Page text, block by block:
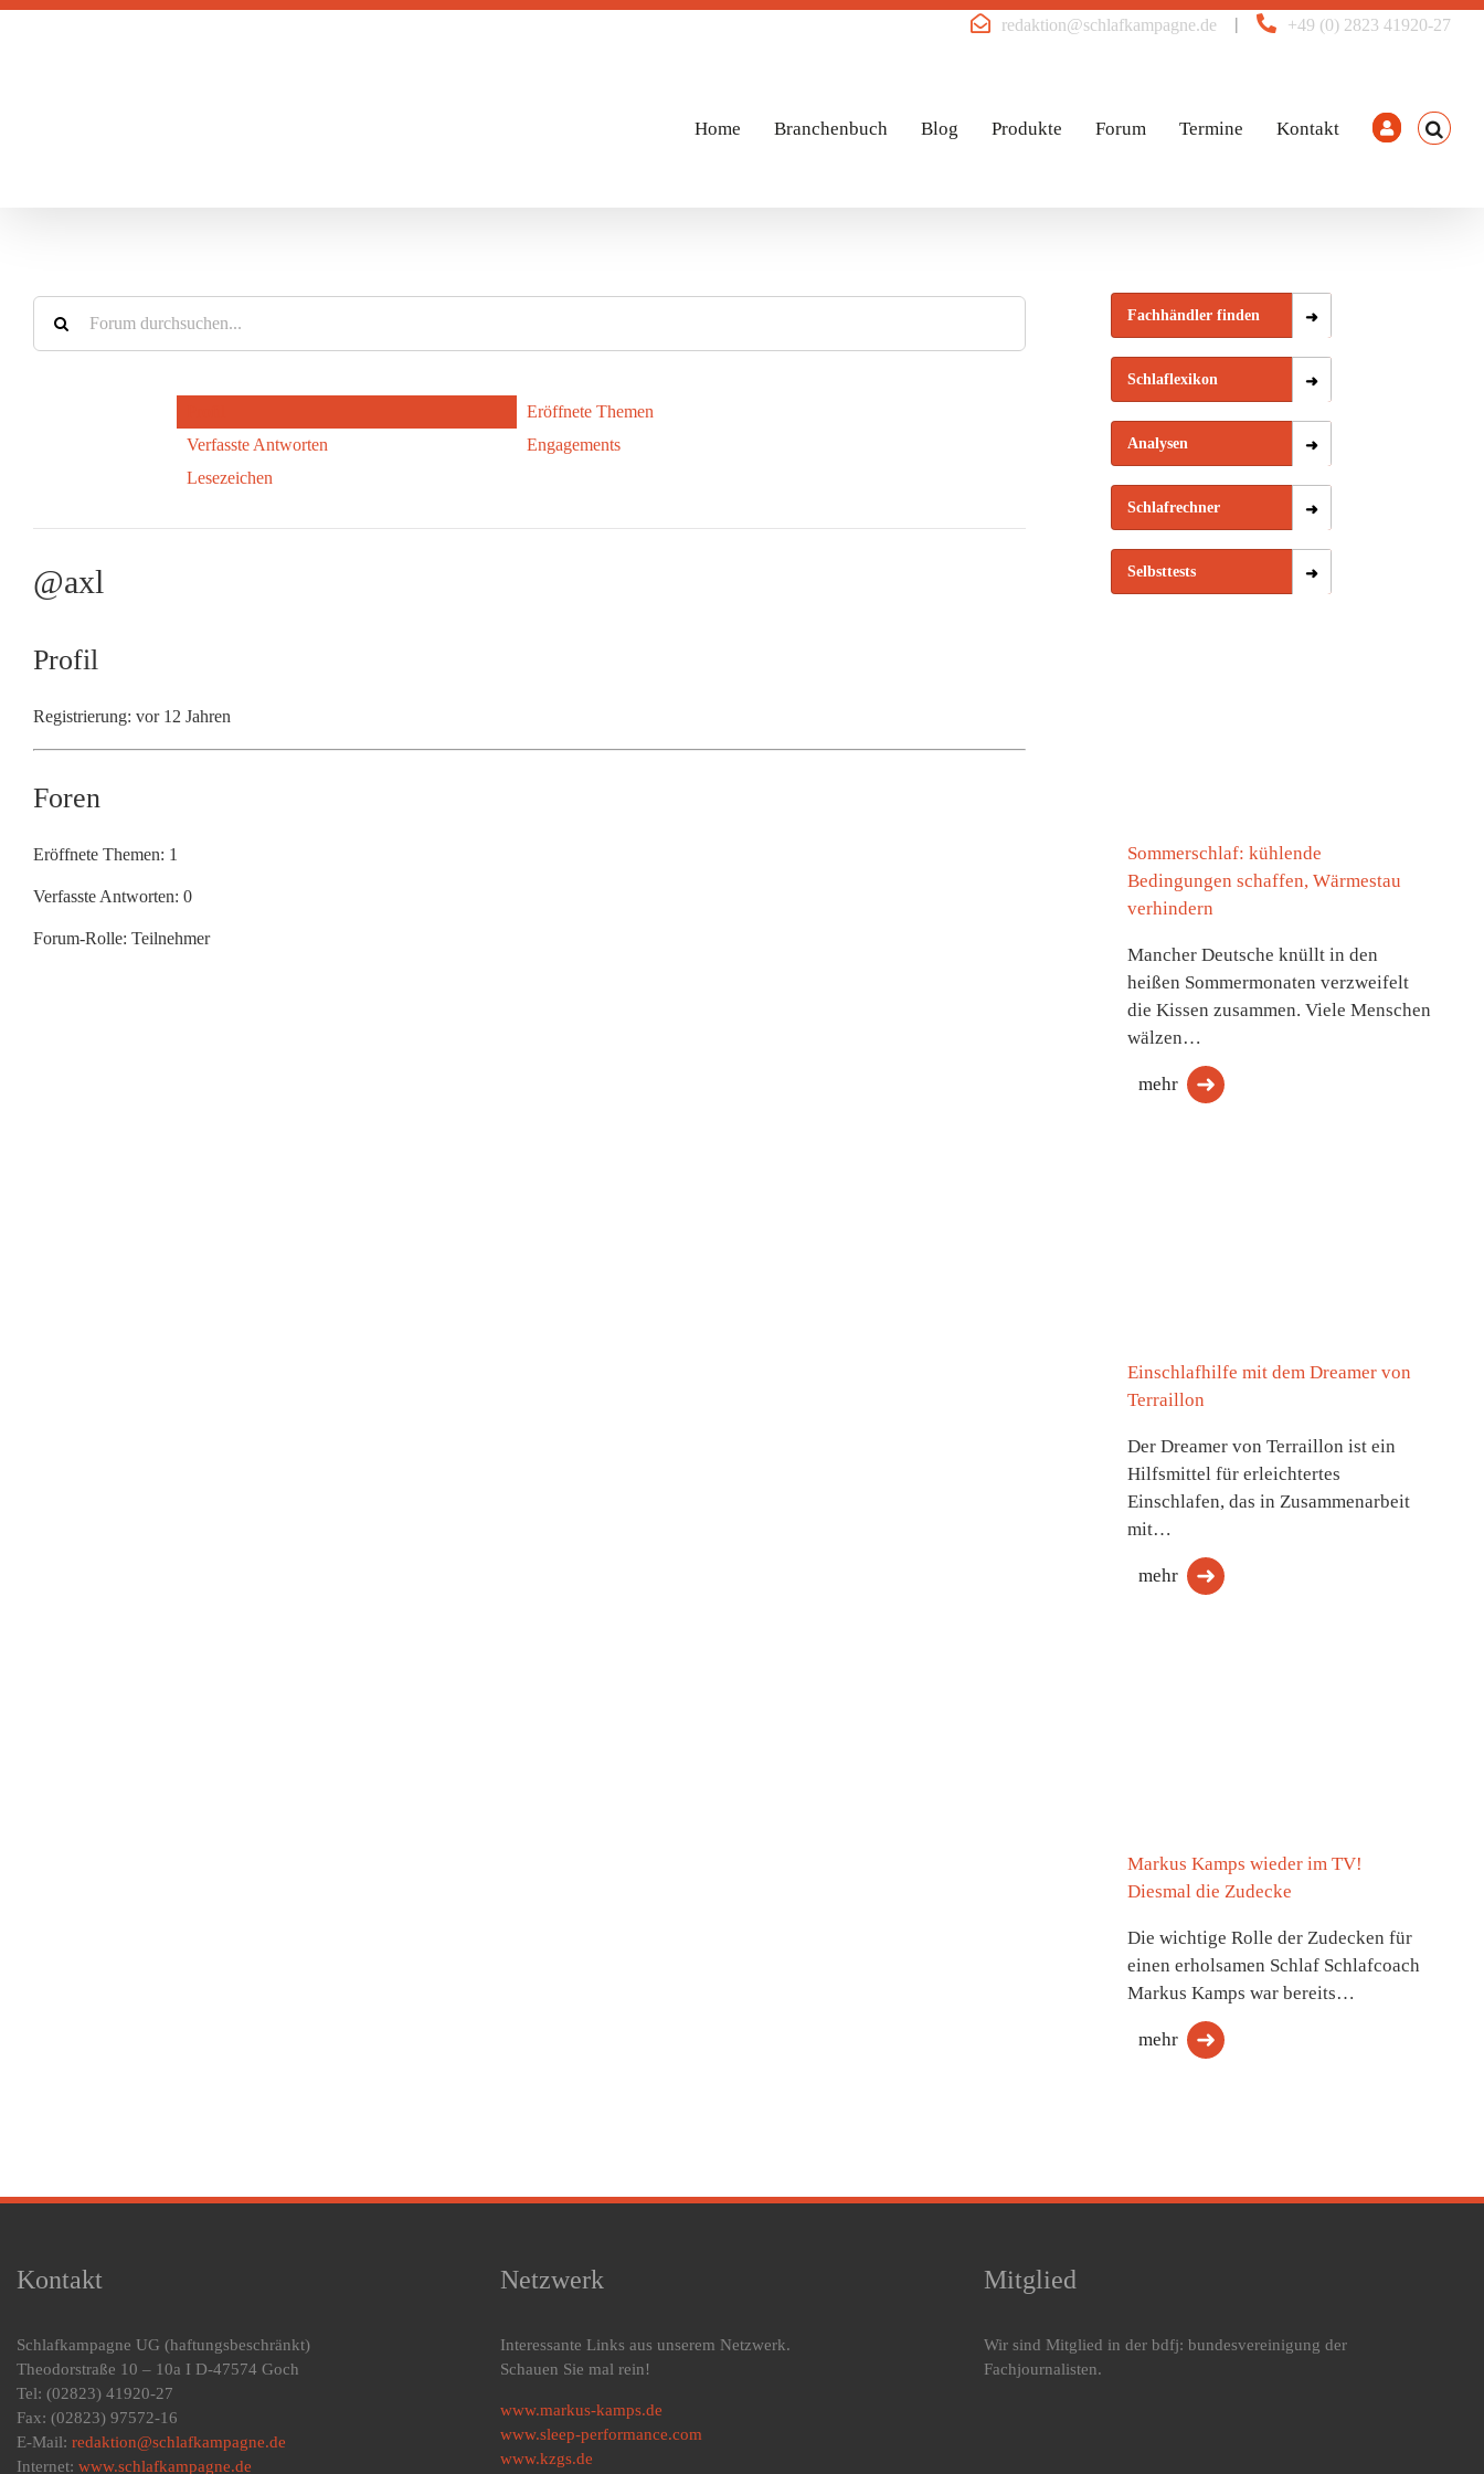
Zum
+49 (0) 2823 41920-27
|
redaktion@schlafkampagne.de
Home Branchenbuch Blog Produkte Forum Termine Kontakt
Eröffnete Themen
Verfasste Antworten
Engagements
Lesezeichen
@axl
Profil
Registrierung: vor 12 Jahren
Foren
Eröffnete Themen: 1
Verfasste Antworten: 0
Forum-Rolle: Teilnehmer
Fachhändler finden
Schlaflexikon
Analysen
Schlafrechner
Selbsttests
Sommerschlaf: kühlende
Bedingungen schaffen, Wärmestau
verhindern
Mancher Deutsche knüllt in den
heißen Sommermonaten verzweifelt
die Kissen zusammen. Viele Menschen
wälzen…
mehr
Einschlafhilfe mit dem Dreamer von
Terraillon
Der Dreamer von Terraillon ist ein
Hilfsmittel für erleichtertes
Einschlafen, das in Zusammenarbeit
mit…
mehr
Markus Kamps wieder im TV!
Diesmal die Zudecke
Die wichtige Rolle der Zudecken für
einen erholsamen Schlaf Schlafcoach
Markus Kamps war bereits…
mehr
Kontakt
Schlafkampagne UG (haftungsbeschränkt)
Theodorstraße 10 – 10a I D-47574 Goch
Tel: (02823) 41920-27
Fax: (02823) 97572-16
E-Mail: redaktion@schlafkampagne.de
Internet: www.schlafkampagne.de
Netzwerk
Interessante Links aus unserem Netzwerk.
Schauen Sie mal rein!
www.markus-kamps.de
www.sleep-performance.com
www.kzgs.de
Mitglied
Wir sind Mitglied in der bdfj: bundesvereinigung der
Fachjournalisten.